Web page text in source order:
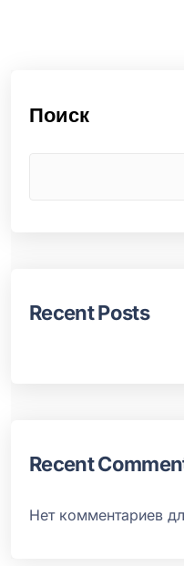
Поиск
Recent Posts
Recent
Нет комментариев